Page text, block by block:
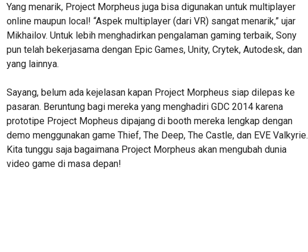
Yang menarik, Project Morpheus juga bisa digunakan untuk multiplayer
online maupun local! “Aspek multiplayer (dari VR) sangat menarik,” ujar
Mikhailov. Untuk lebih menghadirkan pengalaman gaming terbaik, Sony
pun telah bekerjasama dengan Epic Games, Unity, Crytek, Autodesk, dan
yang lainnya.
Sayang, belum ada kejelasan kapan Project Morpheus siap dilepas ke
pasaran. Beruntung bagi mereka yang menghadiri GDC 2014 karena
prototipe Project Mopheus dipajang di booth mereka lengkap dengan
demo menggunakan game Thief, The Deep, The Castle, dan EVE Valkyrie.
Kita tunggu saja bagaimana Project Morpheus akan mengubah dunia
video game di masa depan!